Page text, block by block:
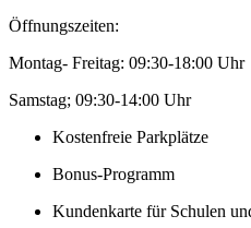
Öffnungszeiten:
Montag- Freitag: 09:30-18:00 Uhr
Samstag; 09:30-14:00 Uhr
Kostenfreie Parkplätze
Bonus-Programm
Kundenkarte für Schulen